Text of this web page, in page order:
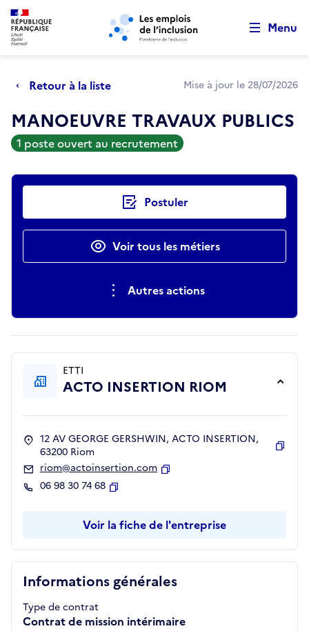
Aller au menu principal Aller au contenu principal
Menu
Retour à la liste Mise à jour le 28/07/2026
MANOEUVRE TRAVAUX PUBLICS
1 poste ouvert au recrutement
Actions rapides Postuler
Voir tous les métiers
Autres actions
Informations générales
Type de contrat
Contrat de mission intérimaire
ETTI
ACTO INSERTION RIOM
12 AV GEORGE GERSHWIN, ACTO INSERTION,
63200 Riom
riom@actoinsertion.com
06 98 30 74 68
Voir la fiche de l'entreprise
Retour au début de la page
Panneau de gestion des cookies